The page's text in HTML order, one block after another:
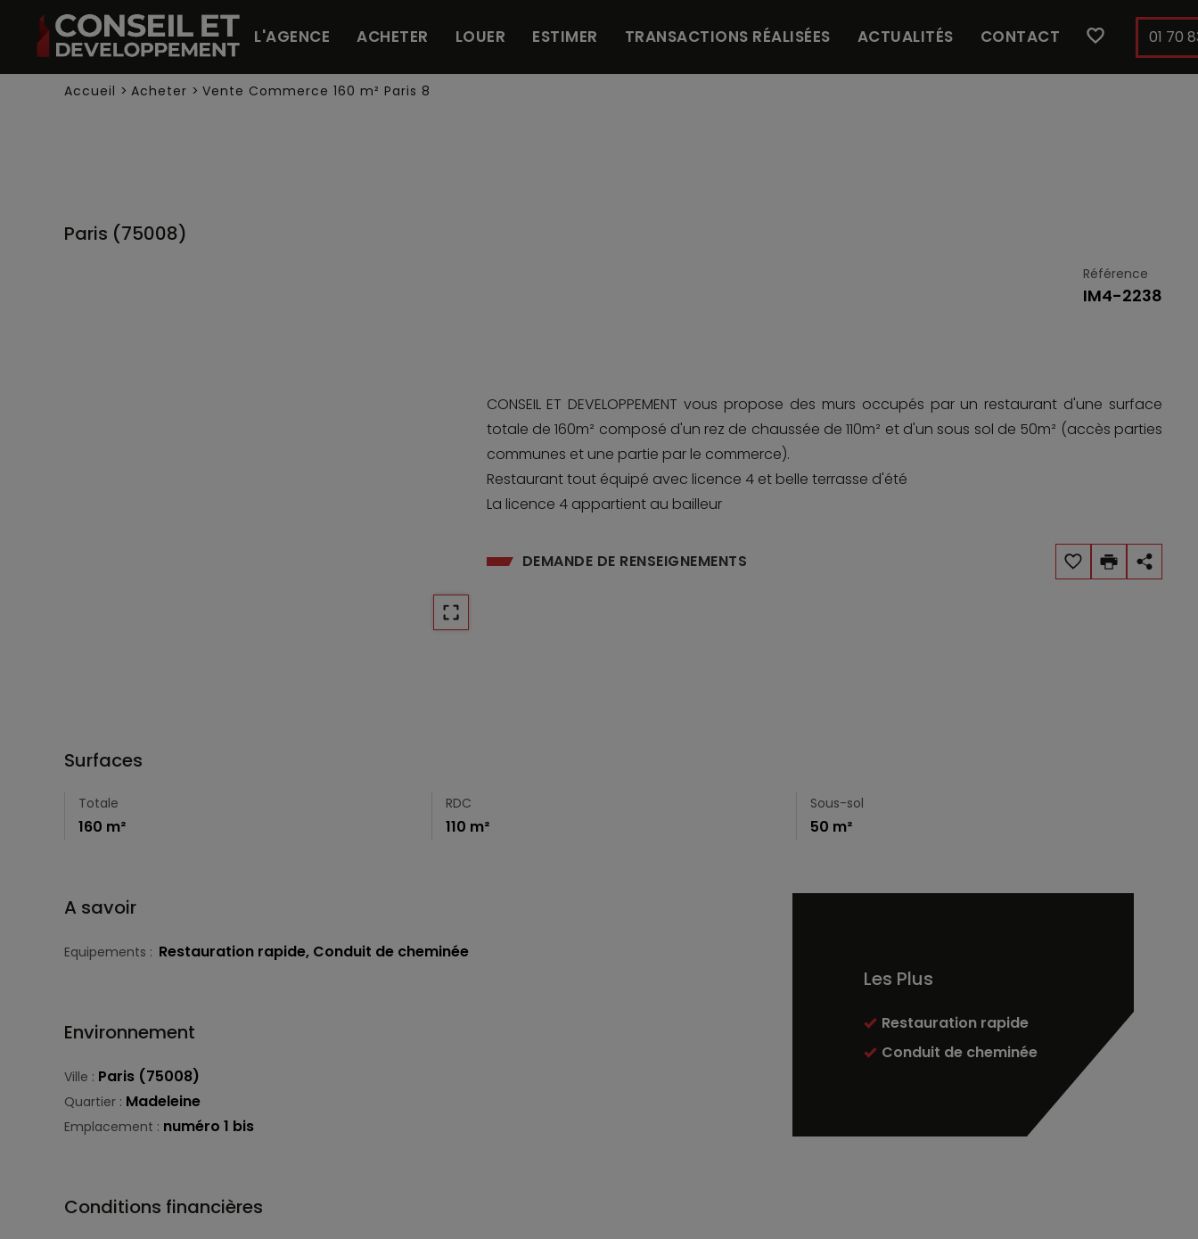
L'AGENCE ACHETER LOUER ESTIMER TRANSACTIONS RÉALISÉES ACTUALITÉS CONTACT 01 70
Accueil > Acheter > Vente Commerce 160 m² Paris 8
Paris (75008)
Référence
IM4-2238
CONSEIL ET DEVELOPPEMENT vous propose des murs occupés par un restaurant d'une surface
totale de 160m² composé d'un rez de chaussée de 110m² et d'un sous sol de 50m² (accès parties
communes et une partie par le commerce).
Restaurant tout équipé avec licence 4 et belle terrasse d'été
La licence 4 appartient au bailleur
DEMANDE DE RENSEIGNEMENTS
Surfaces
Totale
160 m²
RDC
110 m²
Sous-sol
50 m²
Les Plus
Restauration rapide
Conduit de cheminée
A savoir
Equipements : Restauration rapide, Conduit de cheminée
Environnement
Ville : Paris (75008)
Quartier : Madeleine
Emplacement : numéro 1 bis
Conditions financières